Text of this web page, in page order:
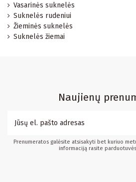
Vasarinės suknelės
Suknelės rudeniui
Žieminės suknelės
Suknelės žiemai
Naujienų
Prenumeratos galėsite atsisakyti bet kuriuo
informaciją rasite